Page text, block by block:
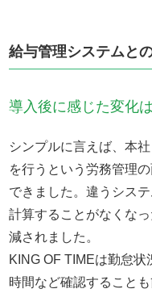
給与管理システムと
導入後に感じた変化
シンプルに言えば、本
を行うという労務管理
できました。違うシス
計算することがなくな
減されました。
KING OF TIMEは勤怠
時間など確認すること